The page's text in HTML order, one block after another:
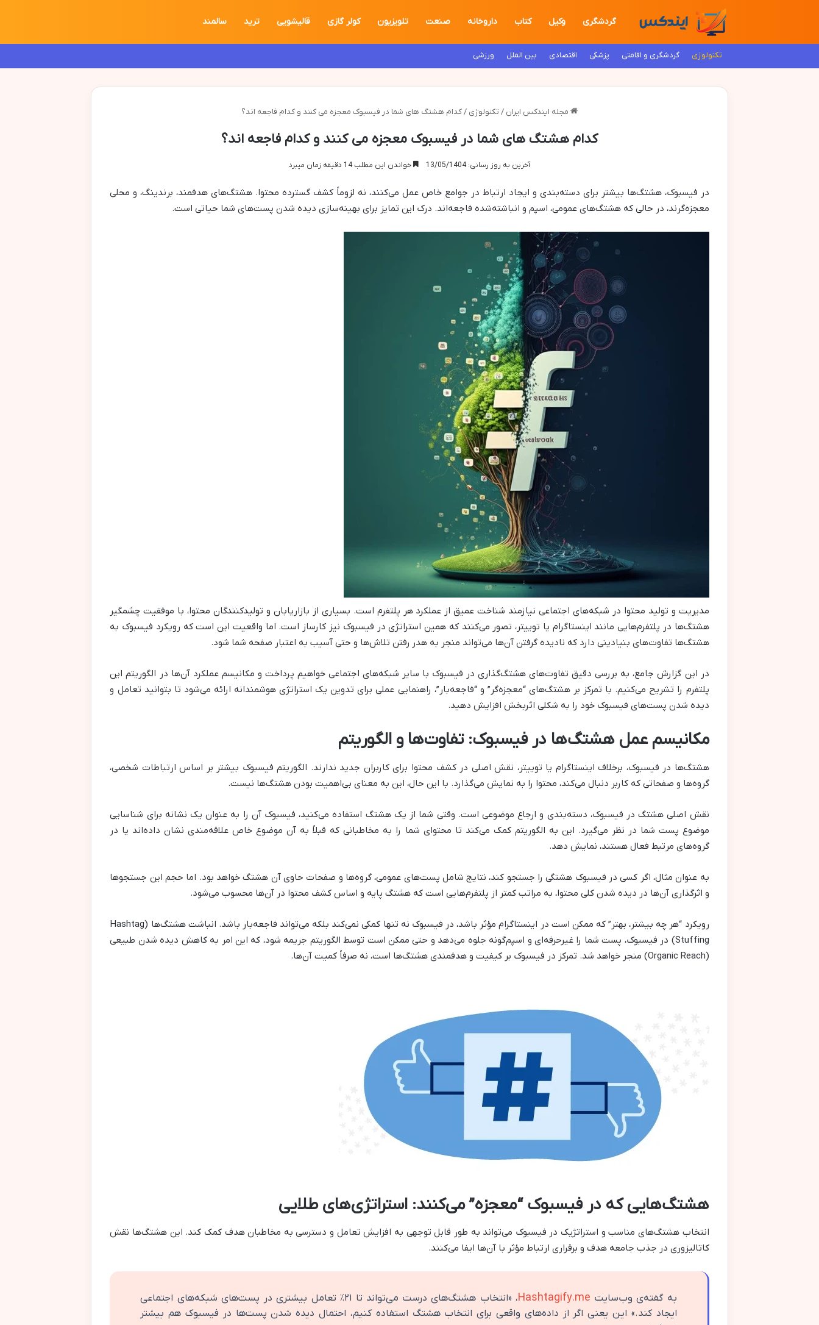
گردشگری وکیل کتاب داروخانه صنعت تلویزیون کولر گازی قالیشویی ترید سالمند
تکنولوژی گردشگری و اقامتی پزشکی اقتصادی بین الملل ورزشی
مجله ایندکس ایران / تکنولوژی /کدام هشتگ های شما در فیسبوک معجزه می کنند و کدام فاجعه اند؟
کدام هشتگ های شما در فیسبوک معجزه می کنند و کدام فاجعه اند؟
آخرین به روز رسانی: 13/05/1404 خواندن این مطلب 14 دقیقه زمان میبرد
در فیسبوک، هشتگ‌ها بیشتر برای دسته‌بندی و ایجاد ارتباط در جوامع خاص عمل می‌کنند، نه لزوماً کشف گسترده محتوا. هشتگ‌های هدفمند، برندینگ، و محلی
معجزه‌گرند، در حالی که هشتگ‌های عمومی، اسپم و انباشته‌شده فاجعه‌اند. درک این تمایز برای بهینه‌سازی دیده شدن پست‌های شما حیاتی است.
مدیریت و تولید محتوا در شبکه‌های اجتماعی نیازمند شناخت عمیق از عملکرد هر پلتفرم است. بسیاری از بازاریابان و تولیدکنندگان محتوا، با موفقیت چشمگیر
هشتگ‌ها در پلتفرم‌هایی مانند اینستاگرام یا توییتر، تصور می‌کنند که همین استراتژی در فیسبوک نیز کارساز است. اما واقعیت این است که رویکرد فیسبوک به
هشتگ‌ها تفاوت‌های بنیادینی دارد که نادیده گرفتن آن‌ها می‌تواند منجر به هدر رفتن تلاش‌ها و حتی آسیب به اعتبار صفحه شما شود.
در این گزارش جامع، به بررسی دقیق تفاوت‌های هشتگ‌گذاری در فیسبوک با سایر شبکه‌های اجتماعی خواهیم پرداخت و مکانیسم عملکرد آن‌ها در الگوریتم این
پلتفرم را تشریح می‌کنیم. با تمرکز بر هشتگ‌های “معجزه‌گر” و “فاجعه‌بار”، راهنمایی عملی برای تدوین یک استراتژی هوشمندانه ارائه می‌شود تا بتوانید تعامل و
دیده شدن پست‌های فیسبوک خود را به شکلی اثربخش افزایش دهید.
مکانیسم عمل هشتگ‌ها در فیسبوک: تفاوت‌ها و الگوریتم
هشتگ‌ها در فیسبوک، برخلاف اینستاگرام یا توییتر، نقش اصلی در کشف محتوا برای کاربران جدید ندارند. الگوریتم فیسبوک بیشتر بر اساس ارتباطات شخصی،
گروه‌ها و صفحاتی که کاربر دنبال می‌کند، محتوا را به نمایش می‌گذارد. با این حال، این به معنای بی‌اهمیت بودن هشتگ‌ها نیست.
نقش اصلی هشتگ در فیسبوک، دسته‌بندی و ارجاع موضوعی است. وقتی شما از یک هشتگ استفاده می‌کنید، فیسبوک آن را به عنوان یک نشانه برای شناسایی
موضوع پست شما در نظر می‌گیرد. این به الگوریتم کمک می‌کند تا محتوای شما را به مخاطبانی که قبلاً به آن موضوع خاص علاقه‌مندی نشان داده‌اند یا در
گروه‌های مرتبط فعال هستند، نمایش دهد.
به عنوان مثال، اگر کسی در فیسبوک هشتگی را جستجو کند، نتایج شامل پست‌های عمومی، گروه‌ها و صفحات حاوی آن هشتگ خواهد بود. اما حجم این جستجوها
و اثرگذاری آن‌ها در دیده شدن کلی محتوا، به مراتب کمتر از پلتفرم‌هایی است که هشتگ پایه و اساس کشف محتوا در آن‌ها محسوب می‌شود.
رویکرد “هر چه بیشتر، بهتر” که ممکن است در اینستاگرام مؤثر باشد، در فیسبوک نه تنها کمکی نمی‌کند بلکه می‌تواند فاجعه‌بار باشد. انباشت هشتگ‌ها (Hashtag
Stuffing) در فیسبوک، پست شما را غیرحرفه‌ای و اسپم‌گونه جلوه می‌دهد و حتی ممکن است توسط الگوریتم جریمه شود، که این امر به کاهش دیده شدن طبیعی
(Organic Reach) منجر خواهد شد. تمرکز در فیسبوک بر کیفیت و هدفمندی هشتگ‌ها است، نه صرفاً کمیت آن‌ها.
هشتگ‌هایی که در فیسبوک “معجزه” می‌کنند: استراتژی‌های طلایی
انتخاب هشتگ‌های مناسب و استراتژیک در فیسبوک می‌تواند به طور قابل توجهی به افزایش تعامل و دسترسی به مخاطبان هدف کمک کند. این هشتگ‌ها نقش
کاتالیزوری در جذب جامعه هدف و برقراری ارتباط مؤثر با آن‌ها ایفا می‌کنند.
به گفته‌ی وب‌سایت Hashtagify.me
، «انتخاب هشتگ‌های درست می‌تواند تا ۲۱٪ تعامل بیشتری در پست‌های شبکه‌های اجتماعی
ایجاد کند.» این یعنی اگر از داده‌های واقعی برای انتخاب هشتگ استفاده کنیم، احتمال دیده شدن پست‌ها در فیسبوک هم بیشتر